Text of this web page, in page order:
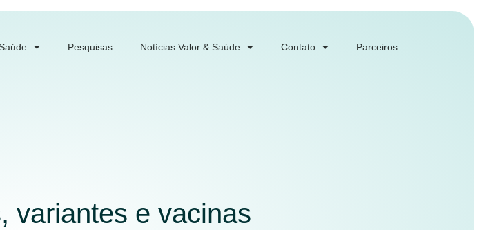
Pesquisas Notícias Valor & Saúde Contato Parceiros
variantes e vacinas